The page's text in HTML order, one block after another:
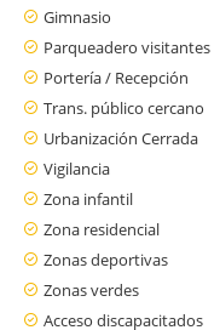
Gimnasio
Parqueadero visitantes
Portería / Recepción
Trans. público cercano
Urbanización Cerrada
Vigilancia
Zona infantil
Zona residencial
Zonas deportivas
Zonas verdes
Acceso discapacitados